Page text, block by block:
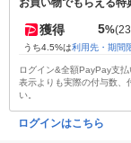
お買い物でもらえる特
獲得 5%
うち4.5%は利用先・期間
ログイン&全額PayPay支
表示よりも実際の付与数、
い。
ログインはこちら